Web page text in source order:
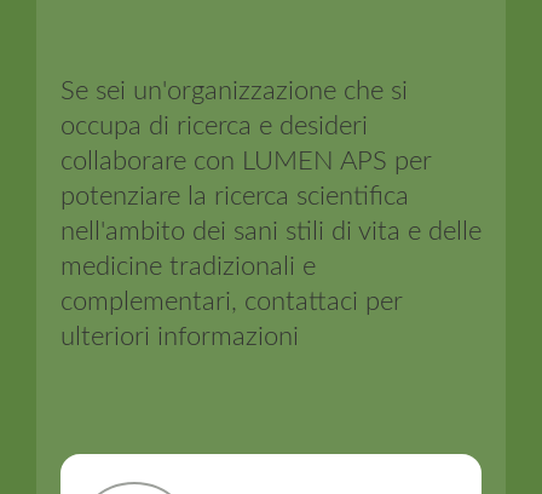
Se sei un'organizzazione che si
occupa di ricerca e desideri
collaborare con LUMEN APS per
potenziare la ricerca scientifica
nell'ambito dei sani stili di vita e delle
medicine tradizionali e
complementari, contattaci per
ulteriori informazioni